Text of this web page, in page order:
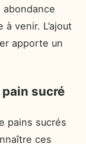
abondance
à venir. L’ajout
apporte un
sucré
pains sucrés
ces